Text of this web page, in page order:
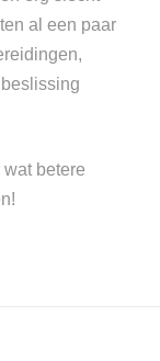
al een paar
betere